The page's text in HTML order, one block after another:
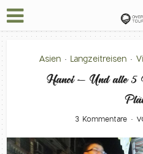
Asien • Langzeitreisen •
Hanoi – Und alle 5
3 Kommentare